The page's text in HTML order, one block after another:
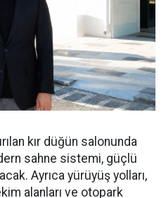
kır düğün salonunda
sahne sistemi, güçlü
Ayrıca yürüyüş yolları,
alanları ve otopark